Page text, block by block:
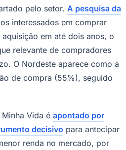
pelo setor. A pesquisa da
interessados em comprar
em até dois anos, o
relevante de compradores
O Nordeste aparece como a
de compra (55%), seguido
Vida é apontado por
decisivo para antecipar
renda no mercado, por